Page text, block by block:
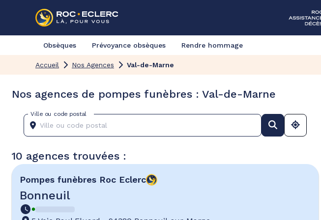
Obsèques Prévoyance obsèques Rendre hommage
Accueil Nos Agences Val-de-Marne
Nos agences de pompes funèbres : Val-de-Marne
Ville ou code postal
10 agences trouvées :
Pompes funèbres Roc Eclerc
Bonneuil